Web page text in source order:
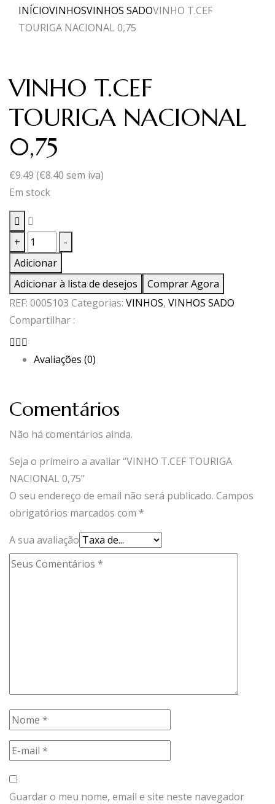
INÍCIOVINHOSVINHOS SADOVINHO T.CEF
TOURIGA NACIONAL 0,75
VINHO T.CEF
TOURIGA NACIONAL
0,75
€9.49 (€8.40 sem iva)
Em stock
+
Quantidade
de
VINHO
T.CEF
TOURIGA
NACIONAL
-
Adicionar
Adicionar à lista de desejos
Comprar Agora
REF: 0005103 Categorias: VINHOS, VINHOS SADO
Compartilhar :
Avaliações (0)
Comentários
Não há comentários ainda.
Seja o primeiro a avaliar “VINHO T.CEF TOURIGA
NACIONAL 0,75”
O seu endereço de email não será publicado. Campos
obrigatórios marcados com *
A sua avaliação
Guardar o meu nome, email e site neste navegador